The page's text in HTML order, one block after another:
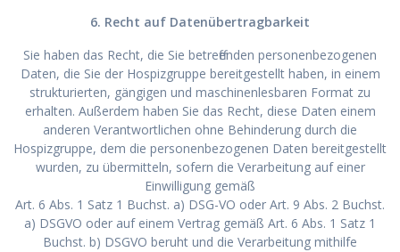
6. Recht auf Datenübertragbarkeit
Sie haben das Recht, die Sie betreffenden personenbezogenen
Daten, die Sie der Hospizgruppe bereitgestellt haben, in einem
strukturierten, gängigen und maschinenlesbaren Format zu
erhalten. Außerdem haben Sie das Recht, diese Daten einem
anderen Verantwortlichen ohne Behinderung durch die
Hospizgruppe, dem die personenbezogenen Daten bereitgestellt
wurden, zu übermitteln, sofern die Verarbeitung auf einer
Einwilligung gemäß
Art. 6 Abs. 1 Satz 1 Buchst. a) DSG-VO oder Art. 9 Abs. 2 Buchst.
a) DSGVO oder auf einem Vertrag gemäß Art. 6 Abs. 1 Satz 1
Buchst. b) DSGVO beruht und die Verarbeitung mithilfe